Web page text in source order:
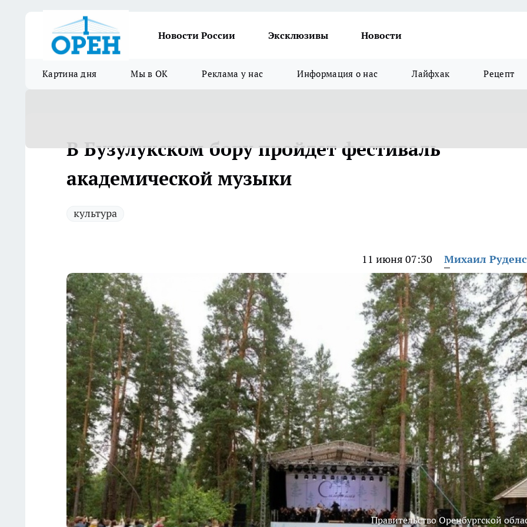
Новости России Эксклюзивы Новости
Картина дня Мы в ОК Реклама у нас Информация о нас Лайфхак Рецепт
В Бузулукском бору пройдет фестиваль
академической музыки
культура
11 июня 07:30 Михаил
Правительство Оренбургской